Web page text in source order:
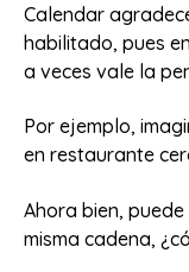
Calendar
habilitado, pues
a veces vale la
Por ejemplo,
en restaurante
Ahora bien,
misma cadena,